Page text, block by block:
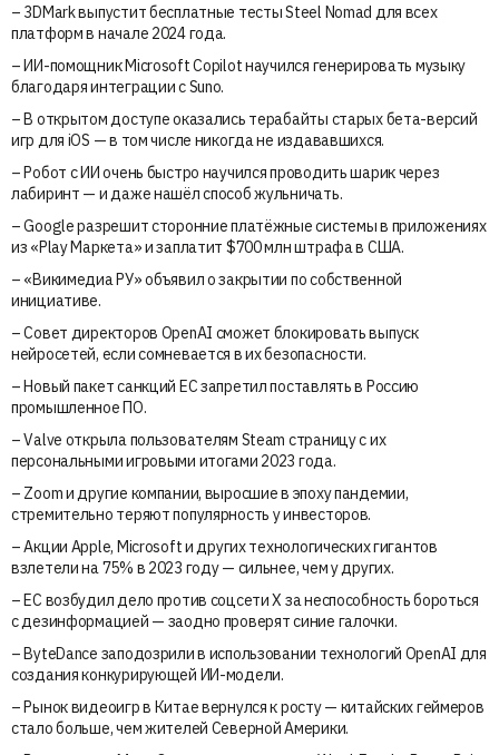
– 3DMark выпустит бесплатные тесты Steel Nomad для всех
платформ в начале 2024 года.
– ИИ-помощник Microsoft Copilot научился генерировать музыку
благодаря интеграции с Suno.
– В открытом доступе оказались терабайты старых бета-версий
игр для iOS — в том числе никогда не издававшихся.
– Робот с ИИ очень быстро научился проводить шарик через
лабиринт — и даже нашёл способ жульничать.
– Google разрешит сторонние платёжные системы в приложениях
из «Play Маркета» и заплатит $700 млн штрафа в США.
– «Викимедиа РУ» объявил о закрытии по собственной
инициативе.
– Совет директоров OpenAI сможет блокировать выпуск
нейросетей, если сомневается в их безопасности.
– Новый пакет санкций ЕС запретил поставлять в Россию
промышленное ПО.
– Valve открыла пользователям Steam страницу с их
персональными игровыми итогами 2023 года.
– Zoom и другие компании, выросшие в эпоху пандемии,
стремительно теряют популярность у инвесторов.
– Акции Apple, Microsoft и других технологических гигантов
взлетели на 75% в 2023 году — сильнее, чем у других.
– ЕС возбудил дело против соцсети X за неспособность бороться
с дезинформацией — заодно проверят синие галочки.
– ByteDance заподозрили в использовании технологий OpenAI для
создания конкурирующей ИИ-модели.
– Рынок видеоигр в Китае вернулся к росту — китайских геймеров
стало больше, чем жителей Северной Америки.